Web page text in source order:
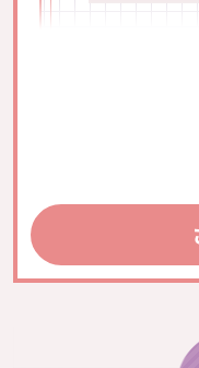
知っ
マイラの定
2種類4